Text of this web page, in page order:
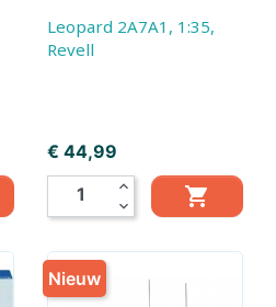
Leopard 2A7A1, 1:35,
Revell
Prijs
€ 44,99
expand_less
expand_more

Nieuw